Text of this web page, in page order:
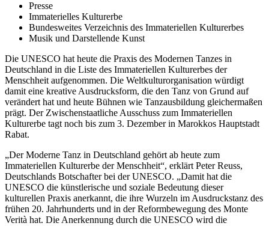
Presse
Immaterielles Kulturerbe
Bundesweites Verzeichnis des Immateriellen Kulturerbes
Musik und Darstellende Kunst
Die UNESCO hat heute die Praxis des Modernen Tanzes in
Deutschland in die Liste des Immateriellen Kulturerbes der
Menschheit aufgenommen. Die Weltkulturorganisation würdigt
damit eine kreative Ausdrucksform, die den Tanz von Grund auf
verändert hat und heute Bühnen wie Tanzausbildung gleichermaßen
prägt. Der Zwischenstaatliche Ausschuss zum Immateriellen
Kulturerbe tagt noch bis zum 3. Dezember in Marokkos Hauptstadt
Rabat.
„Der Moderne Tanz in Deutschland gehört ab heute zum
Immateriellen Kulturerbe der Menschheit“, erklärt Peter Reuss,
Deutschlands Botschafter bei der UNESCO. „Damit hat die
UNESCO die künstlerische und soziale Bedeutung dieser
kulturellen Praxis anerkannt, die ihre Wurzeln im Ausdruckstanz des
frühen 20. Jahrhunderts und in der Reformbewegung des Monte
Verità hat. Die Anerkennung durch die UNESCO wird die